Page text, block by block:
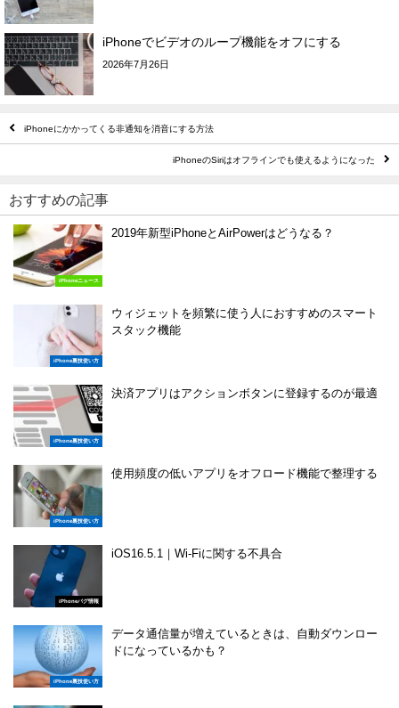
iPhoneでビデオのループ機能をオフにする
2026年7月26日
iPhoneにかかってくる非通知を消音にする方法
iPhoneのSiriはオフラインでも使えるようになった
おすすめの記事
iPhoneニュース
2019年新型iPhoneとAirPowerはどうなる？
iPhone裏技使い方
ウィジェットを頻繁に使う人におすすめのスマート
スタック機能
iPhone裏技使い方
決済アプリはアクションボタンに登録するのが最適
iPhone裏技使い方
使用頻度の低いアプリをオフロード機能で整理する
iPhoneバグ情報
iOS16.5.1｜Wi-Fiに関する不具合
iPhone裏技使い方
データ通信量が増えているときは、自動ダウンロー
ドになっているかも？